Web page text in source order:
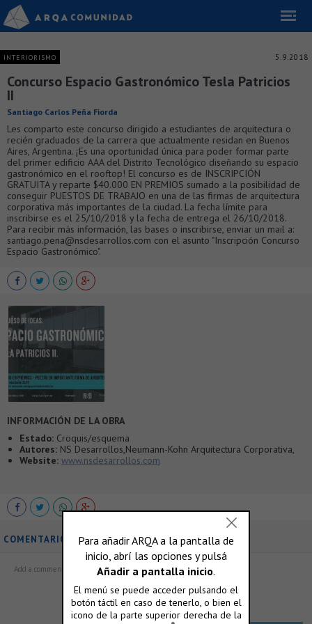
INTERIORISMO 5.9.2018
Concurso Espacio Gastronómico Tesla Patricios
II
Santiago Carlos Peña Fiorda
Les comparto este concurso dirigido a estudiantes de arquitectura o
recién graduados de la carrera que actualmente residan en Buenos
Aires, Argentina. ¡Es una oportunidad única para poder formar parte
del primer edificio AAA del Distrito Tecnológico diseñando su espacio
gastronómico en el rooftop! El concurso es de INSCRIPCIÓN
GRATUITA y reparte $40.000 EN PREMIOS sumado a la posibilidad de
conseguir PUESTOS DE TRABAJO en una de las firmas de arquitectura
corporativa más importantes de la ciudad. La fecha límite para
inscribirse es el 25/10/2018 y la fecha de entrega el 26/10/2018.
Para recibir más información, las bases o inscribirse, enviar un mail a:
santiago.pena@nsdesarrollos.com con el asunto "Inscripción Concurso
Espacio Gastronómico".
INFORMACIÓN DE LA OBRA
Estado: Croquis/esquema
Autores: NS Desarrollos,Neumann-Kohn Arquitectura Corporativa,
Website: www.nsdesarrollos.com
COMENTARIOS
ó accedé con